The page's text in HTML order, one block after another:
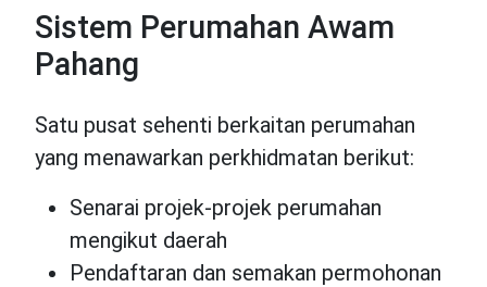
Sistem Perumahan Awam
Pahang
Satu pusat sehenti berkaitan perumahan
yang menawarkan perkhidmatan berikut:
Senarai projek-projek perumahan
mengikut daerah
Pendaftaran dan semakan permohonan